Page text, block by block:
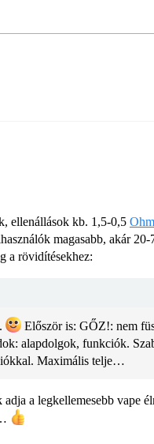
ellenállások kb. 1,5-0,5 Ohm
magasabb, akár
a rövidítésekhez:
Először is: GŐZ!: nem
alapdolgok, funkciók.
Maximális telje…
a legkellemesebb vape